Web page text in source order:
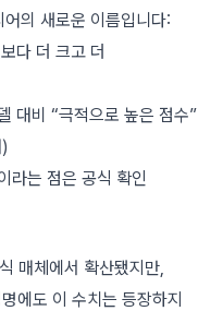
의 새로운 이름입니다:
다 더 크고 더
대비 “극적으로 높은 점수”
라는 점은 공식 확인
매체에서 확산됐지만,
에도 이 수치는 등장하지